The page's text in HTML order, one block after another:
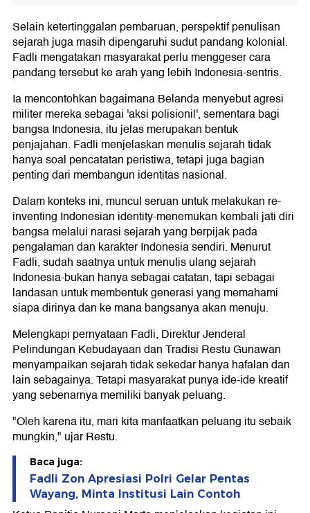
Selain ketertinggalan pembaruan, perspektif penulisan
sejarah juga masih dipengaruhi sudut pandang kolonial.
Fadli mengatakan masyarakat perlu menggeser cara
pandang tersebut ke arah yang lebih Indonesia-sentris.
Ia mencontohkan bagaimana Belanda menyebut agresi
militer mereka sebagai 'aksi polisionil', sementara bagi
bangsa Indonesia, itu jelas merupakan bentuk
penjajahan. Fadli menjelaskan menulis sejarah tidak
hanya soal pencatatan peristiwa, tetapi juga bagian
penting dari membangun identitas nasional.
Dalam konteks ini, muncul seruan untuk melakukan re-
inventing Indonesian identity-menemukan kembali jati diri
bangsa melalui narasi sejarah yang berpijak pada
pengalaman dan karakter Indonesia sendiri. Menurut
Fadli, sudah saatnya untuk menulis ulang sejarah
Indonesia-bukan hanya sebagai catatan, tapi sebagai
landasan untuk membentuk generasi yang memahami
siapa dirinya dan ke mana bangsanya akan menuju.
Melengkapi pernyataan Fadli, Direktur Jenderal
Pelindungan Kebudayaan dan Tradisi Restu Gunawan
menyampaikan sejarah tidak sekedar hanya hafalan dan
lain sebagainya. Tetapi masyarakat punya ide-ide kreatif
yang sebenarnya memiliki banyak peluang.
"Oleh karena itu, mari kita manfaatkan peluang itu sebaik
mungkin," ujar Restu.
Baca juga:
Fadli Zon Apresiasi Polri Gelar Pentas
Wayang, Minta Institusi Lain Contoh